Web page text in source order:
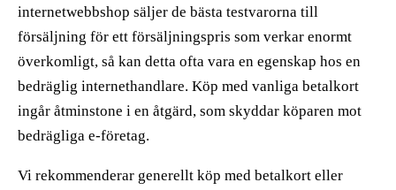
internetwebbshop säljer de bästa testvarorna till
försäljning för ett försäljningspris som verkar enormt
överkomligt, så kan detta ofta vara en egenskap hos en
bedräglig internethandlare. Köp med vanliga betalkort
ingår åtminstone i en åtgärd, som skyddar köparen mot
bedrägliga e-företag.
Vi rekommenderar generellt köp med betalkort eller